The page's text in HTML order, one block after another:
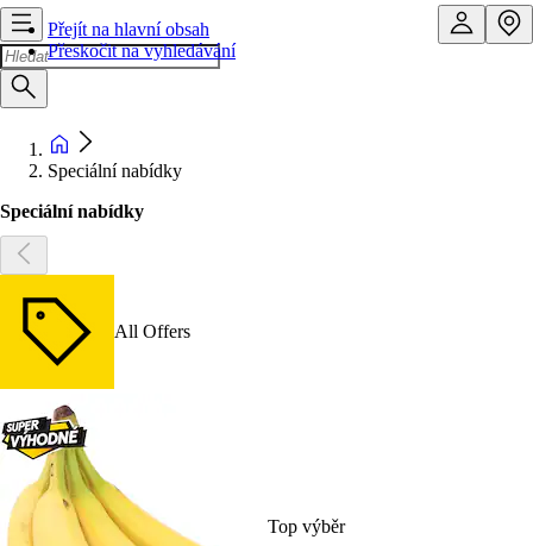
Přejít na hlavní obsah
Přeskočit na vyhledávání
Speciální nabídky
Speciální nabídky
All Offers
Top výběr